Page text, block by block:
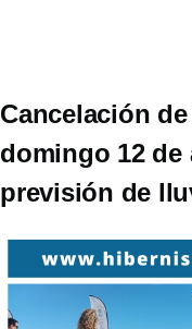
Cancelación
domingo 12 de
previsión de